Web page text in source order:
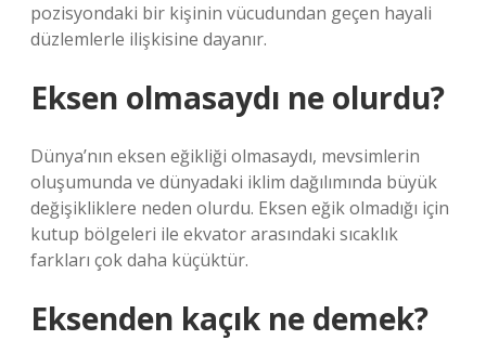
pozisyondaki bir kişinin vücudundan geçen hayali
düzlemlerle ilişkisine dayanır.
Eksen olmasaydı ne olurdu?
Dünya’nın eksen eğikliği olmasaydı, mevsimlerin
oluşumunda ve dünyadaki iklim dağılımında büyük
değişikliklere neden olurdu. Eksen eğik olmadığı için
kutup bölgeleri ile ekvator arasındaki sıcaklık
farkları çok daha küçüktür.
Eksenden kaçık ne demek?